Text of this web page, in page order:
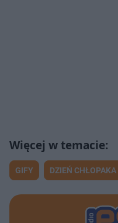
GIFY DZIEŃ CHŁOPAKA